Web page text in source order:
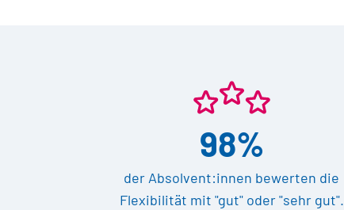
98%
der Absolvent:innen bewerten die
Flexibilität mit "gut" oder "sehr gut".